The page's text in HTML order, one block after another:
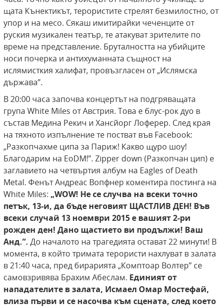
щата Кънектикът, терористите стрелят безмилостно, от
упор и на месо. Сякаш имитирайки чеченците от
руския музикален театър, те атакуват зрителите по
време на представление. Бруталността на убийците
носи почерка и антихуманната същност на
ислямисткия халифат, провъзгласен от „Ислямска
държава”.
В 20:00 часа започва концертът на подгряващата
група White Miles от Австрия. Това е блус-рок дуо в
състав Медина Рекич и Хансйорг Лоферер. След края
на тяхното изпълнение те постват във Facebook:
„Разкопчахме ципа за Париж! Какво щуро шоу!
Благодарим на EoDM!”. Zipper down (Разкопчан цип) е
заглавието на четвъртия албум на Eagles of Death
Metal. Фенът Андреас Вопфнер коментира постинга на
White Miles: „WOW! Не се случва на всеки точно
петък, 13-и, да бъде неговият ЩАСТЛИВ ДЕН! Във
всеки случай 13 ноември 2015 е вашият 2-ри
рожден ден! Дано щастието ви продължи! Ваш
Анд.”. До началото на трагедията остават 22 минути! В
момента, в който тримата терористи нахлуват в залата
в 21:40 часа, пред бирарията „Комптоар Волтер” се
самовзривява Брахим Абеслам. Единият от
нападателите в залата, Исмаел Омар Мостефай,
влиза първи и се насочва към сцената, след което